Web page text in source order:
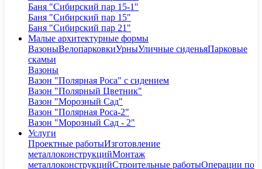
Баня "Сибирский пар 15-1"
Баня "Сибирский пар 15"
Баня "Сибирский пар 21"
Малые архитектурные формы
ВазоныВелопарковкиУрныУличные сиденьяПарковые
скамьи
Вазоны
Вазон "Полярная Роса" с сидением
Вазон "Полярный Цветник"
Вазон "Морозный Сад"
Вазон "Полярная Роса-2"
Вазон "Морозный Сад - 2"
Услуги
Проектные работыИзготовление
металлоконструкцийМонтаж
металлоконструкцийСтроительные работыОперации по